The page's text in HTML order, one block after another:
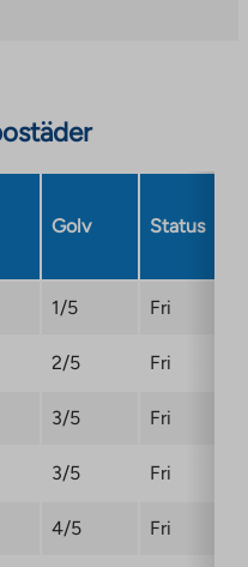
Golv Status
1/5 Fri
2/5 Fri
3/5 Fri
3/5 Fri
4/5 Fri